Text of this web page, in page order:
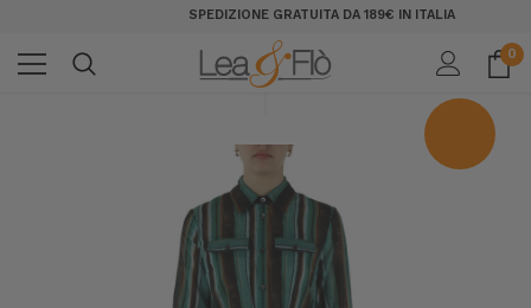
SPEDIZIONE GRATUITA DA 189€ IN ITALIA
0